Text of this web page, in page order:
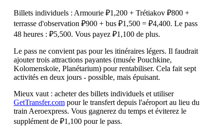
Billets individuels : Armourie ₽1,200 + Trétiakov ₽800 +
terrasse d'observation ₽900 + bus ₽1,500 = ₽4,400. Le pass
48 heures : ₽5,500. Vous payez ₽1,100 de plus.
Le pass ne convient pas pour les itinéraires légers. Il faudrait
ajouter trois attractions payantes (musée Pouchkine,
Kolomenskoïe, Planétarium) pour rentabiliser. Cela fait sept
activités en deux jours - possible, mais épuisant.
Mieux vaut : acheter des billets individuels et utiliser
GetTransfer.com pour le transfert depuis l'aéroport au lieu du
train Aeroexpress. Vous gagnerez du temps et éviterez le
supplément de ₽1,100 pour le pass.